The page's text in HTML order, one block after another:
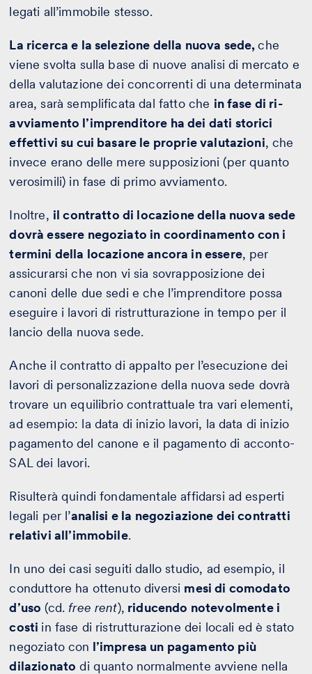
legati all’immobile stesso.
La ricerca e la selezione della nuova sede,che
viene svolta sulla base di nuove analisi di mercato e
della valutazione dei concorrenti di una determinata
area, sarà semplificata dal fatto che in fase di ri-
avviamento l’imprenditore ha dei dati storici
effettivi su cui basare le proprie valutazioni, che
invece erano delle mere supposizioni (per quanto
verosimili) in fase di primo avviamento.
Inoltre, il contratto di locazione della nuova sede
dovrà essere negoziato in coordinamento con i
termini della locazione ancora in essere, per
assicurarsi che non vi sia sovrapposizione dei
canoni delle due sedi e che l’imprenditore possa
eseguire i lavori di ristrutturazione in tempo per il
lancio della nuova sede.
Anche il contratto di appalto per l’esecuzione dei
lavori di personalizzazione della nuova sede dovrà
trovare un equilibrio contrattuale tra vari elementi,
ad esempio: la data di inizio lavori, la data di inizio
pagamento del canone e il pagamento di acconto-
SAL dei lavori.
Risulterà quindi fondamentale affidarsi ad esperti
legali per l’analisi e la negoziazione dei contratti
relativi all’immobile.
In uno dei casi seguiti dallo studio, ad esempio, il
conduttore ha ottenuto diversi mesi di comodato
d’uso (cd. free rent), riducendo notevolmente i
costi in fase di ristrutturazione dei locali ed è stato
negoziato con l’impresa un pagamento più
dilazionato di quanto normalmente avviene nella